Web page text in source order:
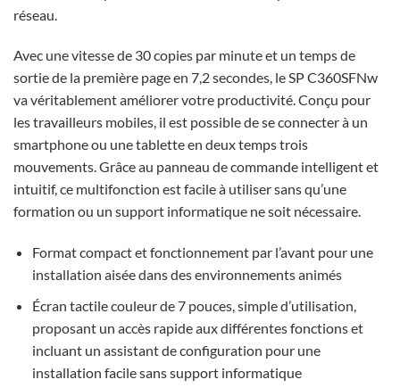
réseau.
Avec une vitesse de 30 copies par minute et un temps de
sortie de la première page en 7,2 secondes, le SP C360SFNw
va véritablement améliorer votre productivité. Conçu pour
les travailleurs mobiles, il est possible de se connecter à un
smartphone ou une tablette en deux temps trois
mouvements. Grâce au panneau de commande intelligent et
intuitif, ce multifonction est facile à utiliser sans qu’une
formation ou un support informatique ne soit nécessaire.
Format compact et fonctionnement par l’avant pour une
installation aisée dans des environnements animés
Écran tactile couleur de 7 pouces, simple d’utilisation,
proposant un accès rapide aux différentes fonctions et
incluant un assistant de configuration pour une
installation facile sans support informatique